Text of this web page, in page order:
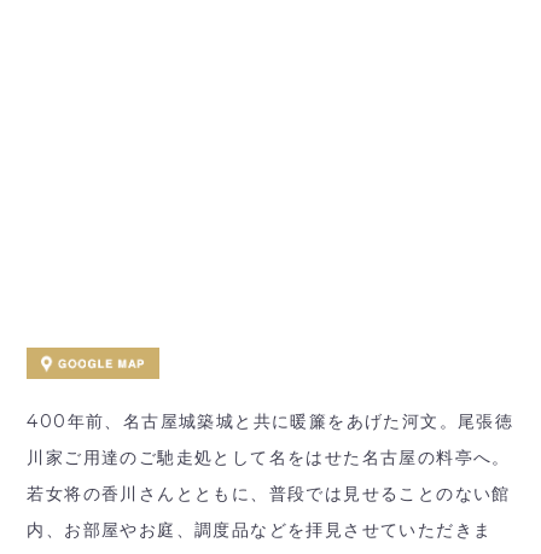
400年前、名古屋城築城と共に暖簾をあげた河文。尾張徳
川家ご用達のご馳走処として名をはせた名古屋の料亭へ。
若女将の香川さんとともに、普段では見せることのない館
内、お部屋やお庭、調度品などを拝見させていただきま